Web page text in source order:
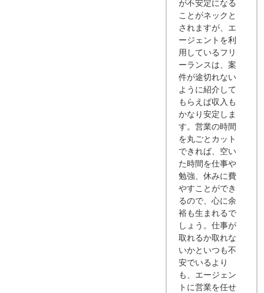
が不安定になる
ことがネックと
されますが、エ
ージェントを利
用しているフリ
ーランスは、案
件が途切れない
ように紹介して
もらえば収入も
かなり安定しま
す。営業の時間
を丸ごとカット
できれば、空い
た時間を仕事や
勉強、休みに費
やすことができ
るので、心に余
裕も生まれるで
しょう。仕事が
取れるか取れな
いかといつも不
安でいるより
も、エージェン
トに営業を任せ